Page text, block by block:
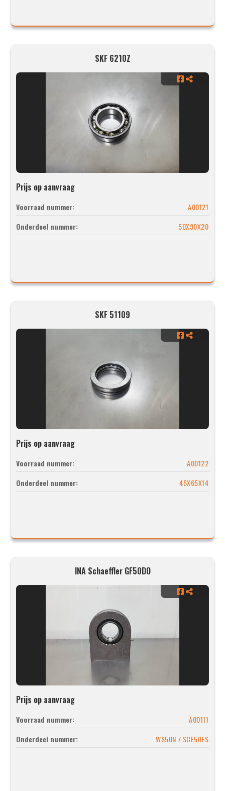
SKF 6210Z
Prijs op aanvraag
Voorraad nummer:
A00121
Onderdeel nummer:
50X90X20
SKF 51109
Prijs op aanvraag
Voorraad nummer:
A00122
Onderdeel nummer:
45X65X14
INA Schaeffler GF50DO
Prijs op aanvraag
Voorraad nummer:
A00111
Onderdeel nummer:
WS50N / SCF50ES